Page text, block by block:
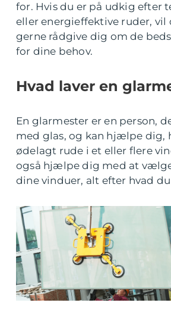
for. Hvis du er på udkig efter
eller energieffektive ruder, vil
gerne rådgive dig om de
for dine behov.
Hvad laver en
En glarmester er en person,
med glas, og kan hjælpe dig,
ødelagt rude i et eller flere
også hjælpe dig med at
dine vinduer, alt efter hvad